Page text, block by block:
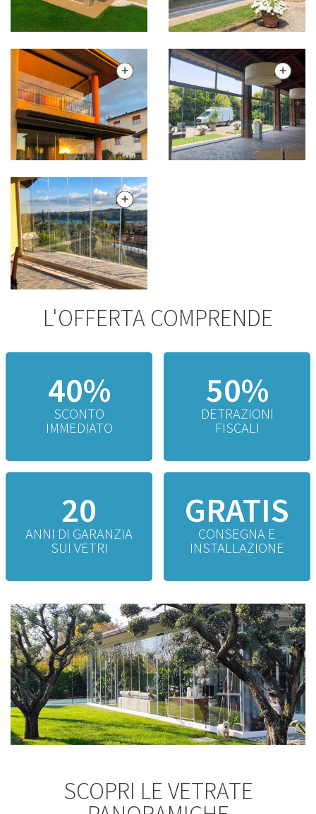
L'OFFERTA COMPRENDE
40%
SCONTO
IMMEDIATO
50%
DETRAZIONI
FISCALI
20
ANNI DI GARANZIA
SUI VETRI
GRATIS
CONSEGNA E
INSTALLAZIONE
SCOPRI LE VETRATE